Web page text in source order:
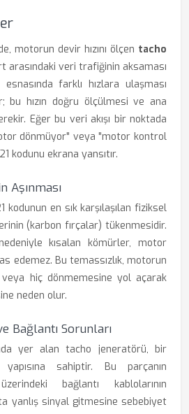
motorun devir hızını ölçen tacho
arasındaki veri trafiğinin aksaması
farklı hızlara ulaşması
bu hızın doğru ölçülmesi ve ana
Eğer bu veri akışı bir noktada
dönmüyor" veya "motor kontrol
kodunu ekrana yansıtır.
Aşınması
kodunun en sık karşılaşılan fiziksel
(karbon fırçalar) tükenmesidir.
kısalan kömürler, motor
edemez. Bu temassızlık, motorun
veya hiç dönmemesine yol açarak
neden olur.
Bağlantı Sorunları
yer alan tacho jeneratörü, bir
sahiptir. Bu parçanın
bağlantı kablolarının
yanlış sinyal gitmesine sebebiyet